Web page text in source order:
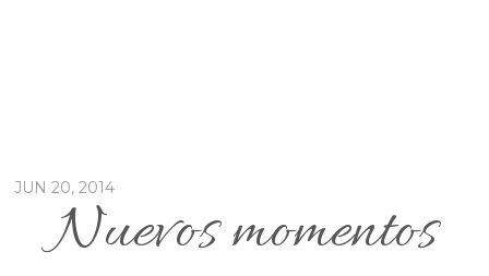
JUN 20, 2014
Nuevos momentos